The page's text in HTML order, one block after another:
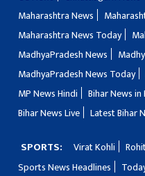
Maharashtra News
Maharashtra News Today
MadhyaPradesh News
MadhyaPradesh News Today
MP News Hindi
Bihar News in
Bihar News Live
Latest Bihar
SPORTS: Virat Kohli
Sports News Headlines